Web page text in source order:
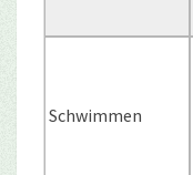
Schwimmen